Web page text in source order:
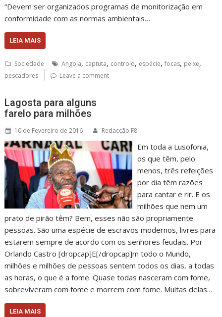
“Devem ser organizados programas de monitorização em
conformidade com as normas ambientais…
LEIA MAIS
Sociedade Angola, captuta, controlo, espécie,focas, peixe,
pescadores Leave a comment
Lagosta para alguns
farelo para milhões
10 de Fevereiro de 2016 Redacção F8
Em toda a Lusofonia,
os que têm, pelo
menos, três refeições
por dia têm razões
para cantar e rir. E os
milhões que nem um
prato de pirão têm? Bem, esses não são propriamente
pessoas. São uma espécie de escravos modernos, livres para
estarem sempre de acordo com os senhores feudais. Por
Orlando Castro [dropcap]E[/dropcap]m todo o Mundo,
milhões e milhões de pessoas sentem todos os dias, a todas
as horas, o que é a fome. Quase todas nasceram com fome,
sobreviveram com fome e morrem com fome. Muitas delas…
LEIA MAIS